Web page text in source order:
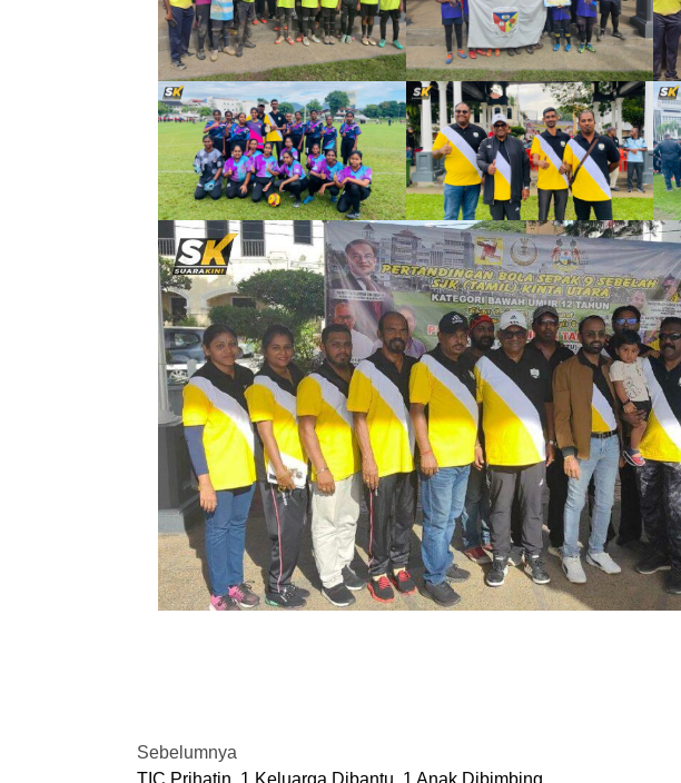
Sebelumnya
TIC Prihatin, 1 Keluarga Dibantu, 1 Anak Dibimbing